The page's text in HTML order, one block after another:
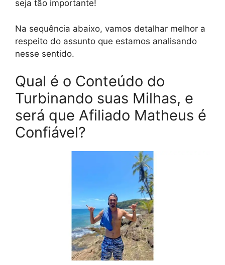
seja tão importante!
Na sequência abaixo, vamos detalhar melhor a
respeito do assunto que estamos analisando
nesse sentido.
Qual é o Conteúdo do
Turbinando suas Milhas, e
será que Afiliado Matheus é
Confiável?